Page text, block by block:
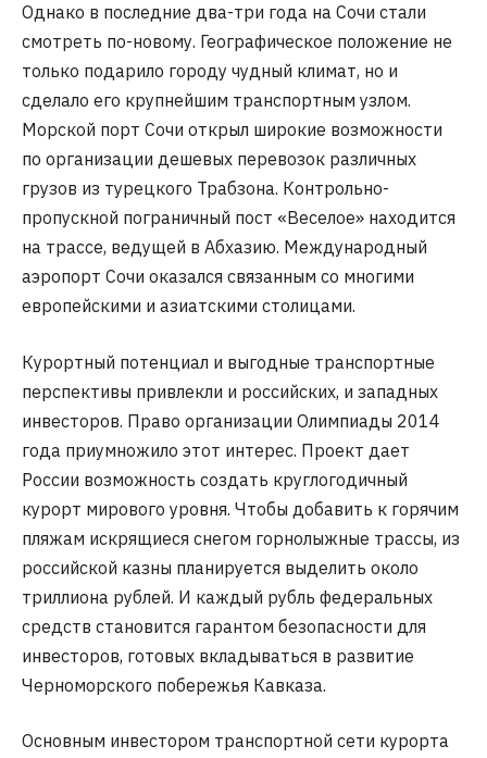
Однако в последние два-три года на Сочи стали
смотреть по-новому. Географическое положение не
только подарило городу чудный климат, но и
сделало его крупнейшим транспортным узлом.
Морской порт Сочи открыл широкие возможности
по организации дешевых перевозок различных
грузов из турецкого Трабзона. Контрольно-
пропускной пограничный пост «Веселое» находится
на трассе, ведущей в Абхазию. Международный
аэропорт Сочи оказался связанным со многими
европейскими и азиатскими столицами.
Курортный потенциал и выгодные транспортные
перспективы привлекли и российских, и западных
инвесторов. Право организации Олимпиады 2014
года приумножило этот интерес. Проект дает
России возможность создать круглогодичный
курорт мирового уровня. Чтобы добавить к горячим
пляжам искрящиеся снегом горнолыжные трассы, из
российской казны планируется выделить около
триллиона рублей. И каждый рубль федеральных
средств становится гарантом безопасности для
инвесторов, готовых вкладываться в развитие
Черноморского побережья Кавказа.
Основным инвестором транспортной сети курорта